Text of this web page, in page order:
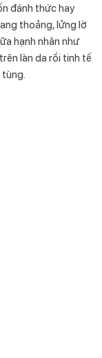
đánh thức hay
thoảng, lửng lờ
hạnh nhân như
làn da rồi tinh tế